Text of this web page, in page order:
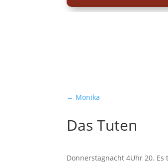
← Monika
Das Tuten
Donnerstagnacht 4Uhr 20.